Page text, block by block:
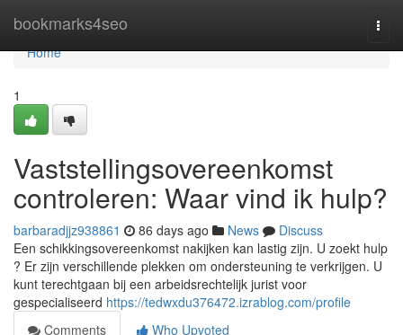
bookmarks4seo
Home
Home
1
Vaststellingsovereenkomst
controleren: Waar vind ik hulp?
barbaradjjz938861 86 days ago News
Discuss
Een schikkingsovereenkomst nakijken kan lastig zijn. U zoekt hulp
? Er zijn verschillende plekken om ondersteuning te verkrijgen. U
kunt terechtgaan bij een arbeidsrechtelijk jurist voor
gespecialiseerd https://tedwxdu376472.izrablog.com/profile
Comments
Who Upvoted